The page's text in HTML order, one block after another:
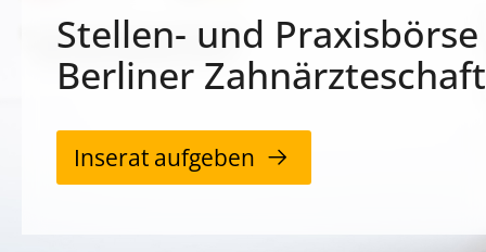
Stellen- und
Berliner Zahnärzteschaft
Inserat aufgeben